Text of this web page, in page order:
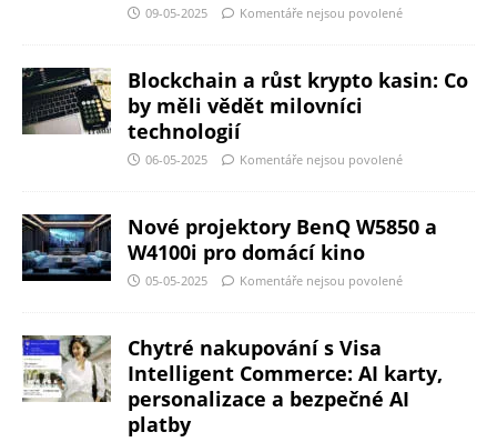
09-05-2025 Komentáře nejsou povolené
Blockchain a růst krypto kasin: Co
by měli vědět milovníci
technologií
06-05-2025 Komentáře nejsou povolené
Nové projektory BenQ W5850 a
W4100i pro domácí kino
05-05-2025 Komentáře nejsou povolené
Chytré nakupování s Visa
Intelligent Commerce: AI karty,
personalizace a bezpečné AI
platby